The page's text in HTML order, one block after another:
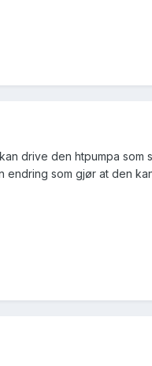
drive den htpumpa som
endring som gjør at den